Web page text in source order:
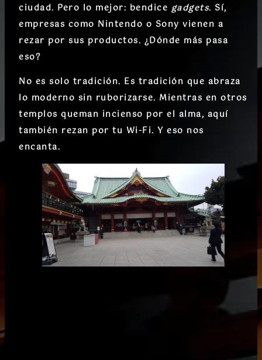
ciudad. Pero lo mejor: bendice gadgets. Sí,
empresas como Nintendo o Sony vienen a
rezar por sus productos. ¿Dónde más pasa
eso?
No es solo tradición. Es tradición que abraza
lo moderno sin ruborizarse. Mientras en otros
templos queman incienso por el alma, aquí
también rezan por tu Wi-Fi. Y eso nos
encanta.